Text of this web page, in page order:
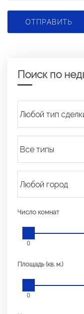
ОТПРАВИТЬ
Поиск по
Число комнат
0
Площадь (кв. м.)
0